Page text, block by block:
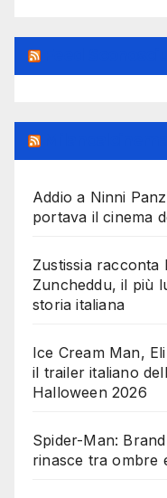
Addio a Ninni
portava il cinema
Zustissia racconta
Zuncheddu, il più
storia italiana
Ice Cream Man,
il trailer italiano
Halloween 2026
Spider-Man:
rinasce tra ombre